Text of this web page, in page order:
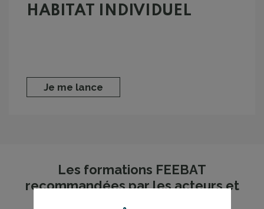
HABITAT INDIVIDUEL
Je me lance
Les formations FEEBAT
recommandées par les acteurs et